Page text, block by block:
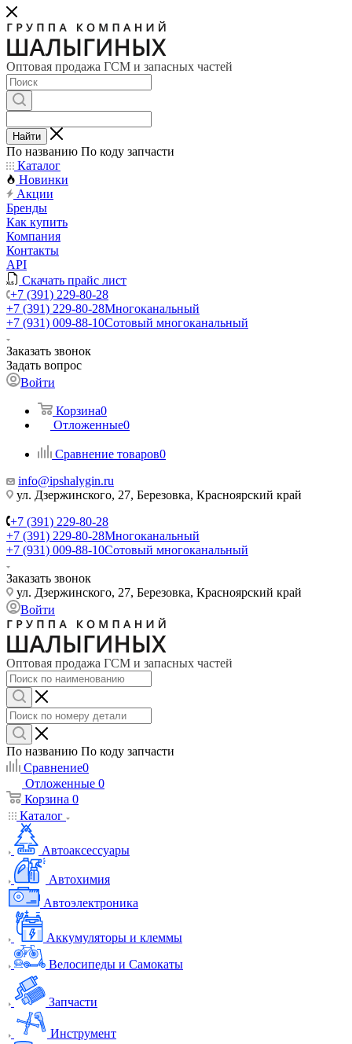
Оптовая продажа ГСМ и запасных частей
Найти
По названию По коду запчасти
Каталог
Новинки
Акции
Бренды
Как купить
Компания
Контакты
API
Скачать прайс лист
+7 (391) 229-80-28
+7 (391) 229-80-28Многоканальный
+7 (931) 009-88-10Сотовый многоканальный
Заказать звонок
Задать вопрос
Войти
Корзина0
Отложенные0
Сравнение товаров0
info@ipshalygin.ru
ул. Дзержинского, 27, Березовка, Красноярский край
+7 (391) 229-80-28
+7 (391) 229-80-28Многоканальный
+7 (931) 009-88-10Сотовый многоканальный
Заказать звонок
ул. Дзержинского, 27, Березовка, Красноярский край
Войти
Оптовая продажа ГСМ и запасных частей
По названию По коду запчасти
Сравнение0
Отложенные 0
Корзина 0
Каталог
Автоаксессуары
Автохимия
Автоэлектроника
Аккумуляторы и клеммы
Велосипеды и Самокаты
Запчасти
Инструмент